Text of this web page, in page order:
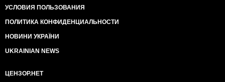
УСЛОВИЯ ПОЛЬЗОВАНИЯ
ПОЛИТИКА КОНФИДЕНЦИАЛЬНОСТИ
НОВИНИ УКРАЇНИ
UKRAINIAN NEWS
ЦЕНЗОР.НЕТ